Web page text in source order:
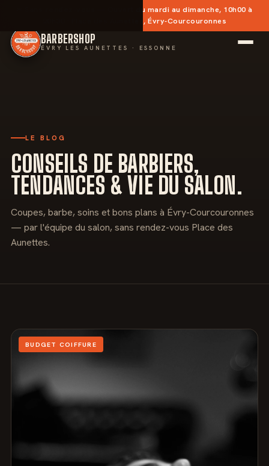
— Ouvert du mardi au dimanche, 10h00 à
20h30 · Place des Aunettes, Évry-Courcouronnes
BARBERSHOP
ÉVRY LES AUNETTES · ESSONNE
LE BLOG
CONSEILS DE BARBIERS,
TENDANCES & VIE DU SALON.
Coupes, barbe, soins et bons plans à Évry-Courcouronnes
— par l'équipe du salon, sans rendez-vous Place des
Aunettes.
BUDGET COIFFURE